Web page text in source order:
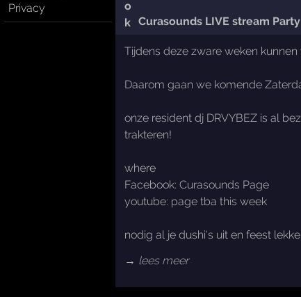
Privacy
Curasounds LIVE stream Party
Tijdens deze zware weken
Daarom gaan we komende
onze resident dj DRVYBEZ is al
trakteren!
where
Facebook: Curasounds Page
youtube: page tba this week
nodig al je dushi's uit en feest
→ lees meer